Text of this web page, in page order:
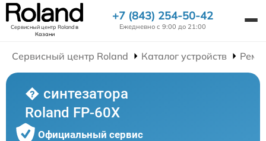
Сервисный центр Rolandв
Казани
+7 (843) 254-50-42
Ежедневно с 9:00 до 21:00
Сервисный центр Roland Каталог устройств
� синтезатора
Roland FP-60X
Официальный сервис